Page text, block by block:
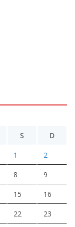
S D
1 2
8 9
15 16
22 23